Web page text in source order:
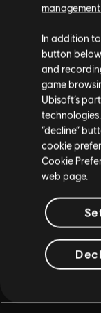
In addition
button
and
game
Ubisoft’s
“decline”
cookie
Cookie
web page.